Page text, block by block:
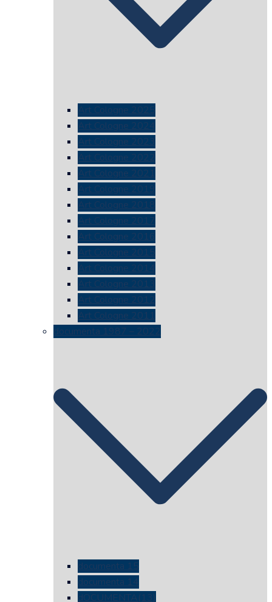
Art Cologne 2025
Art Cologne 2024
Art Cologne 2023
Art Cologne 2022
Art Cologne 2021
Art Cologne 2019
Art Cologne 2018
Art Cologne 2017
Art Cologne 2016
Art Cologne 2015
Art Cologne 2014
Art Cologne 2013
Art Cologne 2012
Art Cologne 2011
documenta 1987 – 2022
documenta 15
documenta 14
dOCUMENTA(13)